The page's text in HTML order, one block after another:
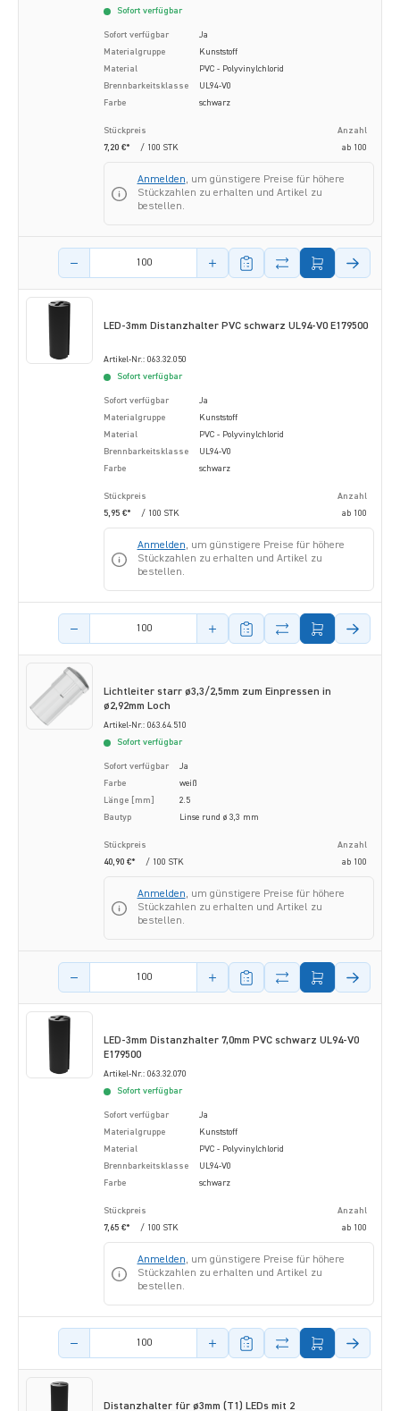
Sofort verfügbar
Sofort verfügbar
Ja
Materialgruppe
Kunststoff
Material
PVC - Polyvinylchlorid
Brennbarkeitsklasse
UL94-V0
Farbe
schwarz
Stückpreis
Anzahl
7,20 €*
/ 100 STK ab 100
Anmelden, um günstigere Preise für höhere
Stückzahlen zu erhalten und Artikel zu
bestellen.
Menge des Artikels
LED-3mm Distanzhalter PVC schwarz UL94-V0 E179500
Artikel-Nr.: 063.32.050
Sofort verfügbar
Sofort verfügbar
Ja
Materialgruppe
Kunststoff
Material
PVC - Polyvinylchlorid
Brennbarkeitsklasse
UL94-V0
Farbe
schwarz
Stückpreis
Anzahl
5,95 €*
/ 100 STK ab 100
Anmelden, um günstigere Preise für höhere
Stückzahlen zu erhalten und Artikel zu
bestellen.
Menge des Artikels
Lichtleiter starr ø3,3/2,5mm zum Einpressen in
ø2,92mm Loch
Artikel-Nr.: 063.64.510
Sofort verfügbar
Sofort verfügbar
Ja
Farbe
weiß
Länge [mm]
2.5
Bautyp
Linse rund ø 3,3 mm
Stückpreis
Anzahl
40,90 €*
/ 100 STK ab 100
Anmelden, um günstigere Preise für höhere
Stückzahlen zu erhalten und Artikel zu
bestellen.
Menge des Artikels
LED-3mm Distanzhalter 7,0mm PVC schwarz UL94-V0
E179500
Artikel-Nr.: 063.32.070
Sofort verfügbar
Sofort verfügbar
Ja
Materialgruppe
Kunststoff
Material
PVC - Polyvinylchlorid
Brennbarkeitsklasse
UL94-V0
Farbe
schwarz
Stückpreis
Anzahl
7,65 €*
/ 100 STK ab 100
Anmelden, um günstigere Preise für höhere
Stückzahlen zu erhalten und Artikel zu
bestellen.
Menge des Artikels
Distanzhalter für ø3mm (T1) LEDs mit 2